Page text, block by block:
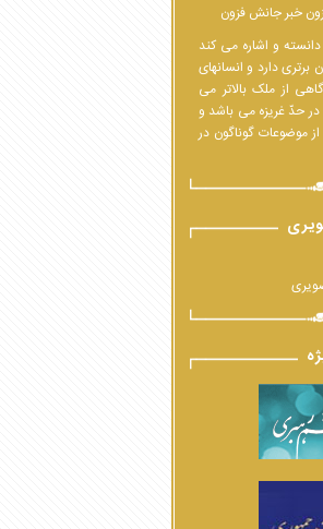
خبر جانش فزون
و اشاره می کند
برتری دارد و انسانهای
از ملک بالاتر می
حدّ غریزه می باشد و
موضوعات گوناگون در